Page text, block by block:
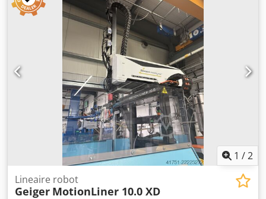
1 /2
Lineaire robot
Geiger MotionLiner 10.0 XD